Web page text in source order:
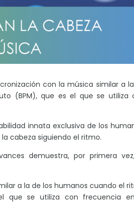
con la música similar a
(BPM), que es el que se utiliza
innata exclusiva de los
cabeza siguiendo el ritmo.
demuestra, por primera
a la de los humanos cuando el
que se utiliza con frecuencia